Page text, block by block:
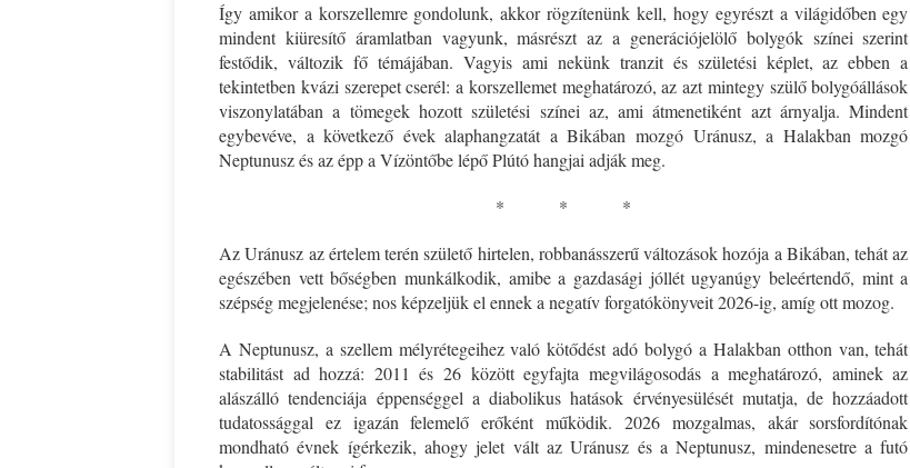
Így amikor a korszellemre gondolunk, akkor rögzítenünk kell, hogy egyrészt a világidőben egy
mindent kiüresítő áramlatban vagyunk, másrészt az a generációjelölő bolygók színei szerint
festődik, változik fő témájában. Vagyis ami nekünk tranzit és születési képlet, az ebben a
tekintetben kvázi szerepet cserél: a korszellemet meghatározó, az azt mintegy szülő bolygóállások
viszonylatában a tömegek hozott születési színei az, ami átmenetiként azt árnyalja. Mindent
egybevéve, a következő évek alaphangzatát a Bikában mozgó Uránusz, a Halakban mozgó
Neptunusz és az épp a Vízöntőbe lépő Plútó hangjai adják meg.
* * *
Az Uránusz az értelem terén születő hirtelen, robbanásszerű változások hozója a Bikában, tehát az
egészében vett bőségben munkálkodik, amibe a gazdasági jóllét ugyanúgy beleértendő, mint a
szépség megjelenése; nos képzeljük el ennek a negatív forgatókönyveit 2026-ig, amíg ott mozog.
A Neptunusz, a szellem mélyrétegeihez való kötődést adó bolygó a Halakban otthon van, tehát
stabilitást ad hozzá: 2011 és 26 között egyfajta megvilágosodás a meghatározó, aminek az
alászálló tendenciája éppenséggel a diabolikus hatások érvényesülését mutatja, de hozzáadott
tudatossággal ez igazán felemelő erőként működik. 2026 mozgalmas, akár sorsfordítónak
mondható évnek ígérkezik, ahogy jelet vált az Uránusz és a Neptunusz, mindenesetre a futó